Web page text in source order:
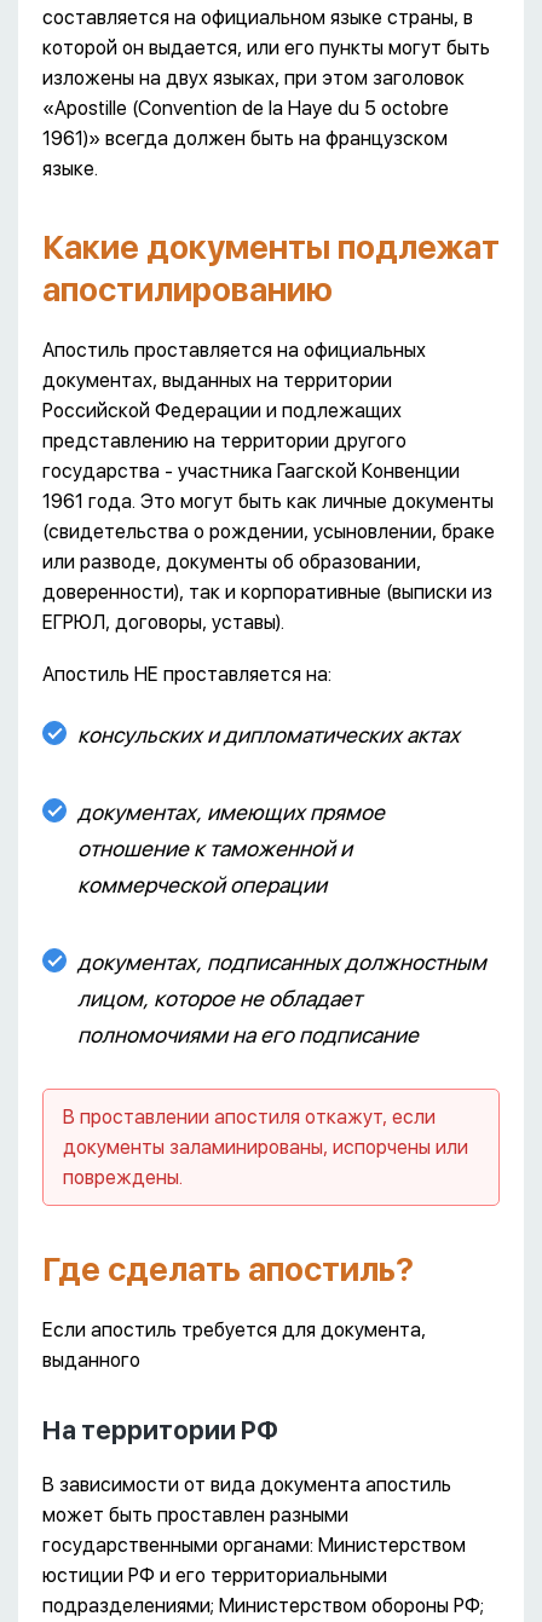
составляется на официальном языке страны, в
которой он выдается, или его пункты могут быть
изложены на двух языках, при этом заголовок
«Apostille (Convention de la Haye du 5 octobre
1961)» всегда должен быть на французском
языке.
Какие документы подлежат
апостилированию
Апостиль проставляется на официальных
документах, выданных на территории
Российской Федерации и подлежащих
представлению на территории другого
государства - участника Гаагской Конвенции
1961 года. Это могут быть как личные документы
(свидетельства о рождении, усыновлении, браке
или разводе, документы об образовании,
доверенности), так и корпоративные (выписки из
ЕГРЮЛ, договоры, уставы).
Апостиль НЕ проставляется на:
консульских и дипломатических актах
документах, имеющих прямое
отношение к таможенной и
коммерческой операции
документах, подписанных должностным
лицом, которое не обладает
полномочиями на его подписание
В проставлении апостиля откажут, если
документы заламинированы, испорчены или
повреждены.
Где сделать апостиль?
Если апостиль требуется для документа,
выданного
На территории РФ
В зависимости от вида документа апостиль
может быть проставлен разными
государственными органами: Министерством
юстиции РФ и его территориальными
подразделениями; Министерством обороны РФ;